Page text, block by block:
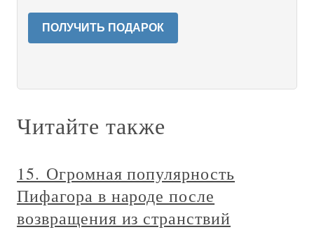
ПОЛУЧИТЬ ПОДАРОК
Читайте также
15. Огромная популярность
Пифагора в народе после
возвращения из странствий